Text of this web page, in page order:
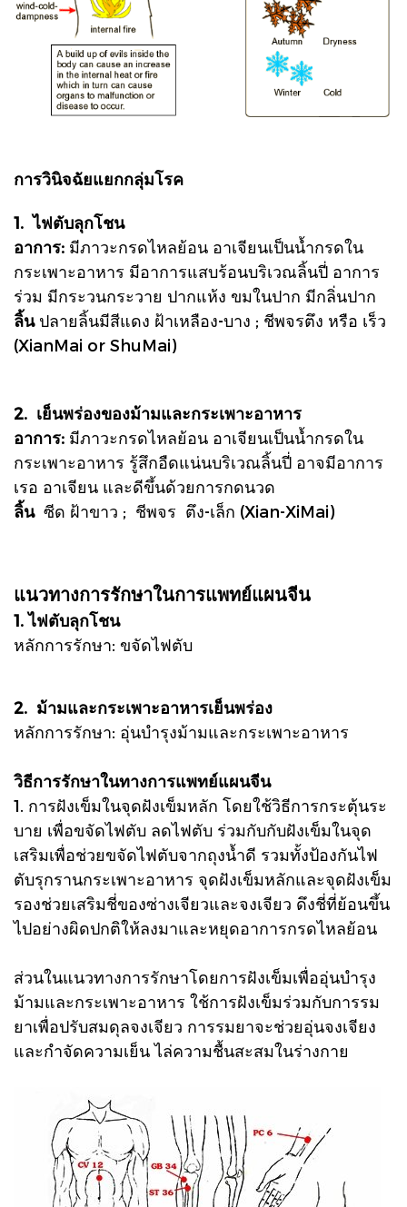
การวินิจฉัยแยกกลุ่มโรค
1. ไฟตับลุกโชน
อาการ: มีภาวะกรดไหลย้อน อาเจียนเป็นน้ำกรดใน
กระเพาะอาหาร มีอาการแสบร้อนบริเวณลิ้นปี่ อาการ
ร่วม มีกระวนกระวาย ปากแห้ง ขมในปาก มีกลิ่นปาก
ลิ้นปลายลิ้นมีสีแดง ฝ้าเหลือง-บาง ; ชีพจรตึง หรือ เร็ว
(XianMai or ShuMai)
2. เย็นพร่องของม้ามและกระเพาะอาหาร
อาการ: มีภาวะกรดไหลย้อน อาเจียนเป็นน้ำกรดใน
กระเพาะอาหาร รู้สึกอืดแน่นบริเวณลิ้นปี่ อาจมีอาการ
เรอ อาเจียน และดีขึ้นด้วยการกดนวด
ลิ้นซีด ฝ้าขาว ; ชีพจร ตึง-เล็ก (Xian-XiMai)
แนวทางการรักษาในการแพทย์แผนจีน
1. ไฟตับลุกโชน
หลักการรักษา: ขจัดไฟตับ
2. ม้ามและกระเพาะอาหารเย็นพร่อง
หลักการรักษา: อุ่นบำรุงม้ามและกระเพาะอาหาร
วิธีการรักษาในทางการแพทย์แผนจีน
1. การฝังเข็มในจุดฝังเข็มหลัก โดยใช้วิธีการกระตุ้นระ
บาย เพื่อขจัดไฟตับ ลดไฟตับ ร่วมกับกับฝังเข็มในจุด
เสริมเพื่อช่วยขจัดไฟตับจากถุงน้ำดี รวมทั้งป้องกันไฟ
ตับรุกรานกระเพาะอาหาร จุดฝังเข็มหลักและจุดฝังเข็ม
รองช่วยเสริมชี่ของซ่างเจียวและจงเจียว ดึงชี่ที่ย้อนขึ้น
ไปอย่างผิดปกติให้ลงมาและหยุดอาการกรดไหลย้อน
ส่วนในแนวทางการรักษาโดยการฝังเข็มเพื่ออุ่นบำรุง
ม้ามและกระเพาะอาหาร ใช้การฝังเข็มร่วมกับการรม
ยาเพื่อปรับสมดุลจงเจียว การรมยาจะช่วยอุ่นจงเจียง
และกำจัดความเย็น ไล่ความชื้นสะสมในร่างกาย